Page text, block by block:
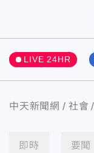
LIVE 24HR
中天新聞網 社會
即時 要聞